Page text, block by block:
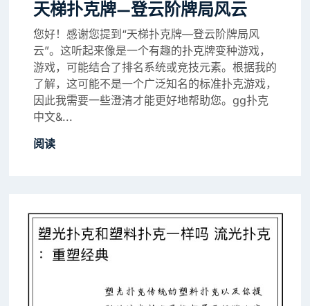
天梯扑克牌—登云阶牌局风云
您好！感谢您提到“天梯扑克牌—登云阶牌局风
云”。这听起来像是一个有趣的扑克牌变种游戏，
游戏，可能结合了排名系统或竞技元素。根据我的
了解，这可能不是一个广泛知名的标准扑克游戏，
因此我需要一些澄清才能更好地帮助您。gg扑克
中文&...
阅读